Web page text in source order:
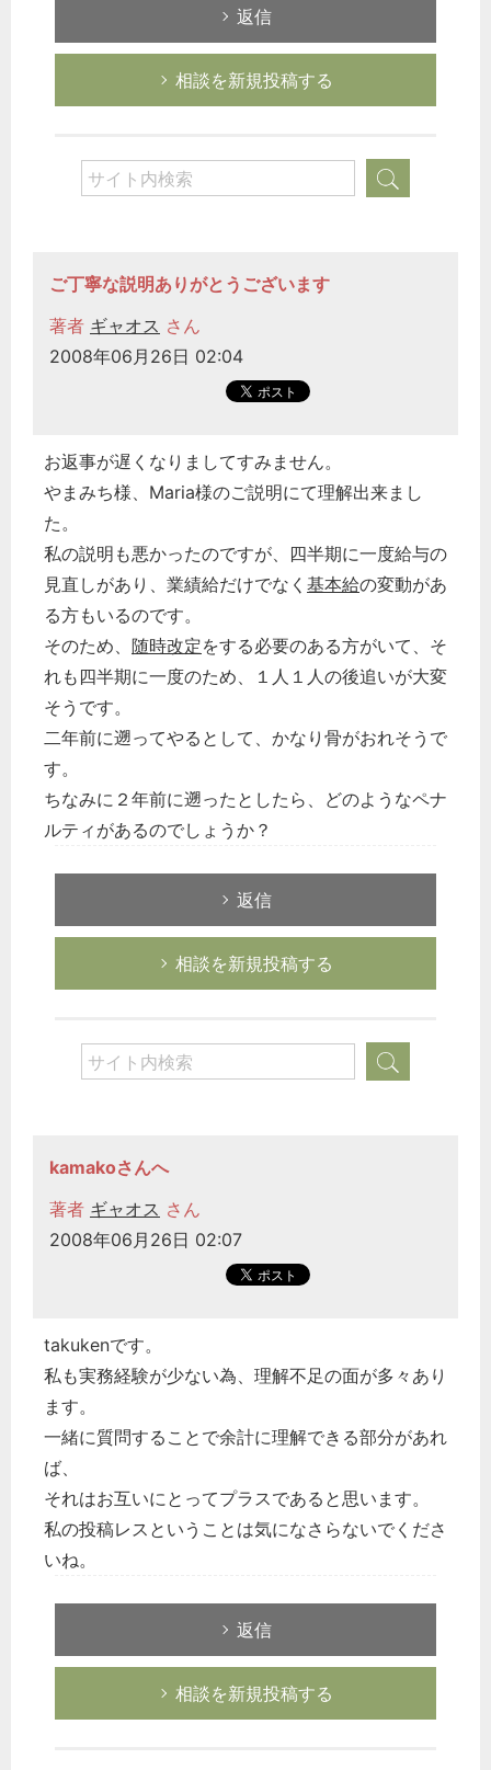
返信
相談を新規投稿する
ご丁寧な説明ありがとうございます
著者 ギャオス さん
2008年06月26日 02:04
お返事が遅くなりましてすみません。
やまみち様、Maria様のご説明にて理解出来まし
た。
私の説明も悪かったのですが、四半期に一度給与の
見直しがあり、業績給だけでなく 基本給の変動があ
る方もいるのです。
そのため、 随時改定をする必要のある方がいて、そ
れも四半期に一度のため、１人１人の後追いが大変
そうです。
二年前に遡ってやるとして、かなり骨がおれそうで
す。
ちなみに２年前に遡ったとしたら、どのようなペナ
ルティがあるのでしょうか？
返信
相談を新規投稿する
kamakoさんへ
著者 ギャオス さん
2008年06月26日 02:07
takukenです。
私も実務経験が少ない為、理解不足の面が多々あり
ます。
一緒に質問することで余計に理解できる部分があれ
ば、
それはお互いにとってプラスであると思います。
私の投稿レスということは気になさらないでくださ
いね。
返信
相談を新規投稿する